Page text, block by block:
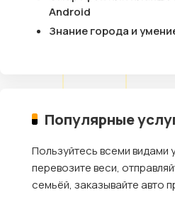
Android
Знание города и
Популярные
Пользуйтесь всеми видами
перевозите веси,
семьёй, заказывайте авто